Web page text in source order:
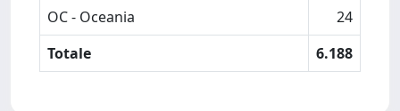
OC - Oceania
24
Totale
6.188